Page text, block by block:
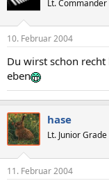
Lt. Commander
10. Februar 2004
Du wirst schon recht
eben
hase
Lt. Junior Grade
11. Februar 2004